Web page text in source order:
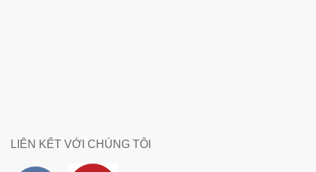
LIÊN KẾT VỚI CHÚNG TÔI